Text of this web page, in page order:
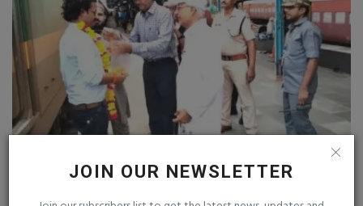
JOIN OUR NEWSLETTER
જૂનાગઢ : સોમનાથ પ્રયાગરાજ એકસપ્રેસ ટ્રેનનું